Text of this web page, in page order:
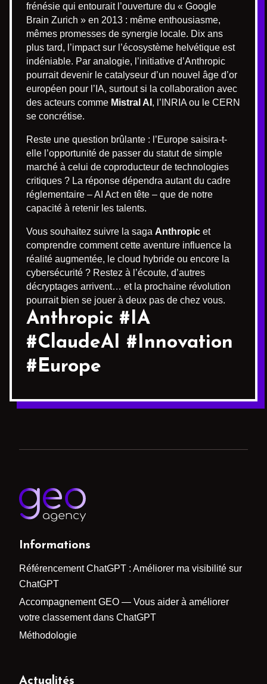
frénésie qui entourait l’ouverture du « Google
Brain Zurich » en 2013 : même enthousiasme,
mêmes promesses de synergie locale. Dix ans
plus tard, l’impact sur l’écosystème helvétique est
indéniable. Par analogie, l’initiative d’Anthropic
pourrait devenir le catalyseur d’un nouvel âge d’or
européen pour l’IA, surtout si la collaboration avec
des acteurs comme Mistral AI , l’INRIA ou le CERN
se concrétise.
Reste une question brûlante : l’Europe saisira-t-
elle l’opportunité de passer du statut de simple
marché à celui de coproducteur de technologies
critiques ? La réponse dépendra autant du cadre
réglementaire – AI Act en tête – que de notre
capacité à retenir les talents.
Vous souhaitez suivre la saga Anthropic et
comprendre comment cette aventure influence la
réalité augmentée, le cloud hybride ou encore la
cybersécurité ? Restez à l’écoute, d’autres
décryptages arrivent… et la prochaine révolution
pourrait bien se jouer à deux pas de chez vous.
Anthropic #IA
#ClaudeAI #Innovation
#Europe
Informations
Référencement ChatGPT : Améliorer ma visibilité sur
ChatGPT
Accompagnement GEO — Vous aider à améliorer
votre classement dans ChatGPT
Méthodologie
Actualités